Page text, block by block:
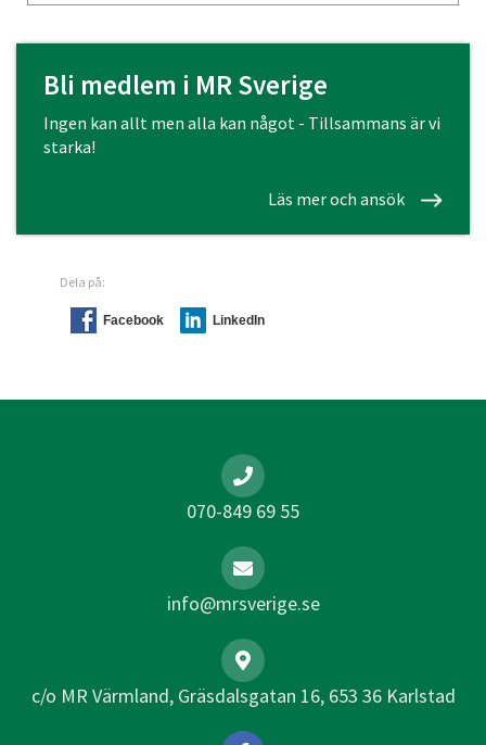
Bli medlem i MR Sverige
Ingen kan allt men alla kan något - Tillsammans är vi
starka!
Läs mer och ansök
Dela på:
Facebook LinkedIn
070-849 69 55
info@mrsverige.se
c/o MR Värmland, Gräsdalsgatan 16, 653 36 Karlstad